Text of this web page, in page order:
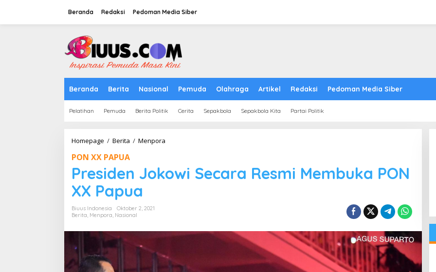
Beranda Redaksi Pedoman Media Siber
Beranda Berita Nasional Pemuda Olahraga Artikel Redaksi Pedoman Media Siber
Pelatihan Pemuda Berita Politik Cerita Sepakbola Sepakbola Kita Partai Politik
Homepage / Berita / Menpora
Membuka
PON XX PAPUA
Presiden Jokowi Secara Resmi Membuka PON
XX Papua
Biuus Indonesia
Oktober 2, 2021
Berita, Menpora, Nasional